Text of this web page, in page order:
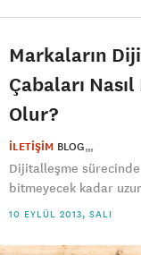
Markaların
Çabaları Nasıl
Olur?
İLETİŞİM BLOG
Dijitalleşme
bitmeyecek kadar
10 EYLÜL 2013, SALI